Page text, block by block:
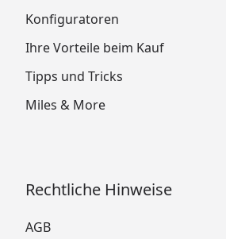
Konfiguratoren
Ihre Vorteile beim Kauf
Tipps und Tricks
Miles & More
Rechtliche Hinweise
AGB